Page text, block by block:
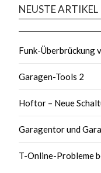
NEUSTE ARTIKEL
Funk-Überbrückung
Garagen-Tools 2
Hoftor – Neue
Garagentor und
T-Online-Probleme